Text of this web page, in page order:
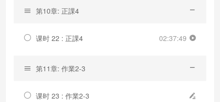
第10章: 正課4
课时 22 : 正課4 02:37:49
第11章: 作業2-3
课时 23 : 作業2-3